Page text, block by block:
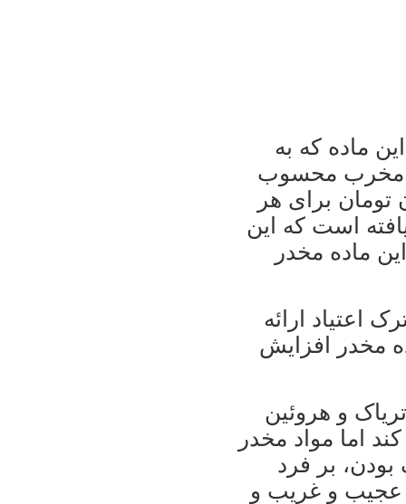
ماده که به
مخرب محسوب
اخیر از 120 میلیون تومان برای هر
یافته است که این
ماده مخدر
اعتیاد ارائه
مخدر افزایش
و هروئین
اما مواد مخدر
بر فرد
عجیب و غریب و